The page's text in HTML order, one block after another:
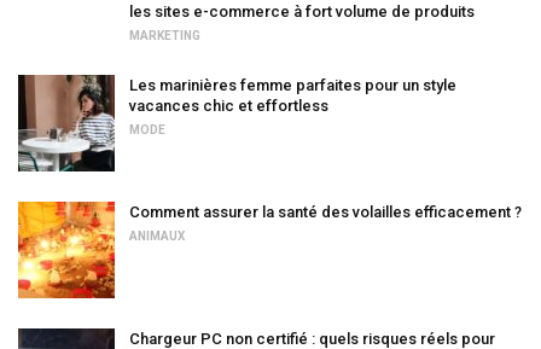
les sites e-commerce à fort volume de produits
MARKETING
Les marinières femme parfaites pour un style
vacances chic et effortless
MODE
Comment assurer la santé des volailles efficacement ?
ANIMAUX
Chargeur PC non certifié : quels risques réels pour